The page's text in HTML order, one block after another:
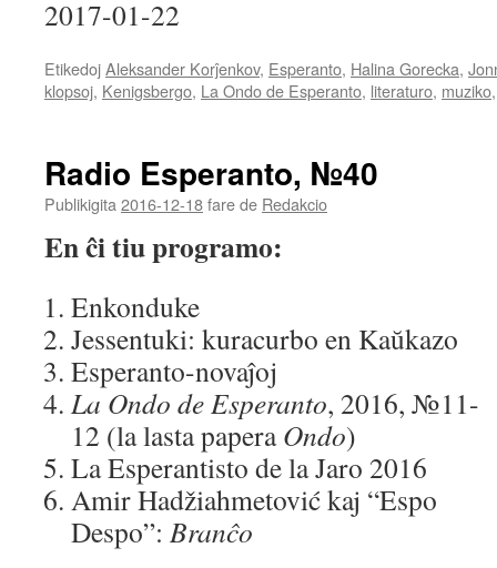
SHARE
LINK
2017-01-22
EtikedojAleksander Korĵenkov, Esperanto, Halina Gorecka,
klopsoj, Kenigsbergo, La Ondo de Esperanto, literaturo, muziko
Radio Esperanto, №40
Publikigita 2016-12-18fare de Redakcio
En ĉi tiu programo:
Enkonduke
Jessentuki: kuracurbo en Kaŭkazo
Esperanto-novaĵoj
La Ondo de Esperanto, 2016, №11-
12 (la lasta paperaOndo)
La Esperantisto de la Jaro 2016
Amir Hadžiahmetović kaj “Espo
Despo”: Branĉo